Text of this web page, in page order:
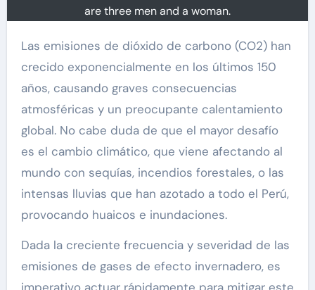
are three men and a woman.
Las emisiones de dióxido de carbono (CO2) han
crecido exponencialmente en los últimos 150
años, causando graves consecuencias
atmosféricas y un preocupante calentamiento
global. No cabe duda de que el mayor desafío
es el cambio climático, que viene afectando al
mundo con sequías, incendios forestales, o las
intensas lluvias que han azotado a todo el Perú,
provocando huaicos e inundaciones.
Dada la creciente frecuencia y severidad de las
emisiones de gases de efecto invernadero, es